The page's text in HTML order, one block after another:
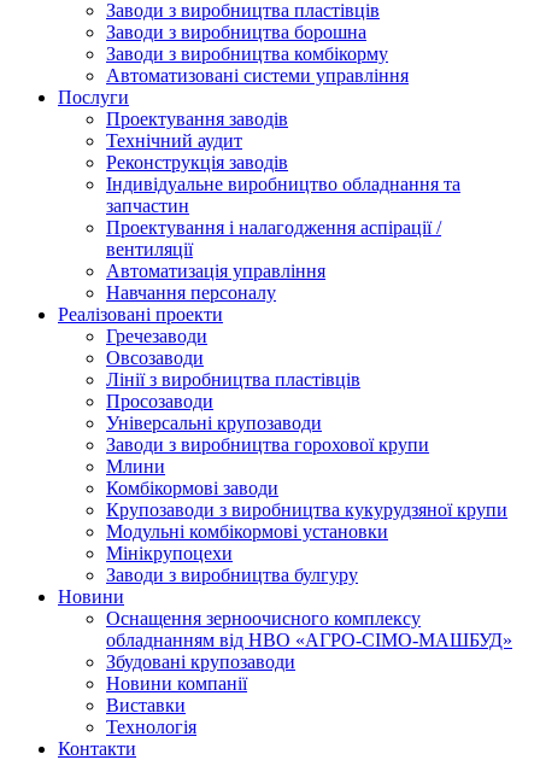
Заводи з виробництва пластівців
Заводи з виробництва борошна
Заводи з виробництва комбікорму
Автоматизовані системи управління
Послуги
Проектування заводів
Технічний аудит
Реконструкція заводів
Індивідуальне виробництво обладнання та
запчастин
Проектування і налагодження аспірації /
вентиляції
Автоматизація управління
Навчання персоналу
Реалізовані проекти
Гречезаводи
Овсозаводи
Лінії з виробництва пластівців
Просозаводи
Універсальні крупозаводи
Заводи з виробництва горохової крупи
Млини
Комбікормові заводи
Крупозаводи з виробництва кукурудзяної крупи
Модульні комбікормові установки
Мінікрупоцехи
Заводи з виробництва булгуру
Новини
Оснащення зерноочисного комплексу
обладнанням від НВО «АГРО-СІМО-МАШБУД»
Збудовані крупозаводи
Новини компанії
Виставки
Технологія
Контакти